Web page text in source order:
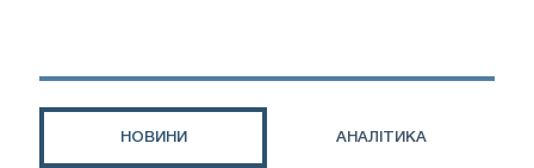
як
НОВИНИ АНАЛІТИКА